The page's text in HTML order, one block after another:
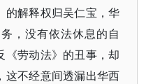
的解释权归吴仁宝，华
，没有依法休息的自
《劳动法》的丑事，却
这不经意间透漏出华西